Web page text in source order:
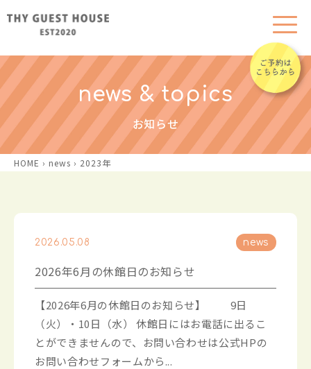
news & topics
お知らせ
HOME › news › 2023年
2026.05.08 news
2026年6月の休館日のお知らせ
【2026年6月の休館日のお知らせ】 9日
（火）・10日（水） 休館日にはお電話に出るこ
とができませんので、お問い合わせは公式HPの
お問い合わせフォームから...